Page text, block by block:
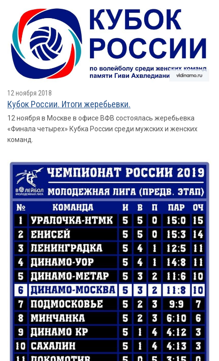
12 ноября 2018
Кубок России. Итоги жеребьевки.
12 ноября в Москве в офисе ВФВ состоялась жеребьевка
«Финала четырех» Кубка России среди мужских и женских
команд.